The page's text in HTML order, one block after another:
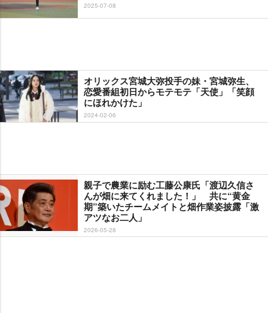
2025-07-08
オリックス宮城大弥投手の妹・宮城弥生、
恋愛番組初日からモテモテ「天使」「笑顔
にほれかけた」
2024-02-06
親子で農業に励む工藤公康氏「渡辺久信さ
んが畑に来てくれました！」 共に“黄金
期”築いたチームメイトと畑作業姿披露「激
アツなお二人」
2026-05-28